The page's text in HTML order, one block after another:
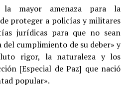
la mayor amenaza para la
proteger a policías y militares
jurídicas para que no sean
cumplimiento de su deber» y
rigor, la naturaleza y los
[Especial de Paz] que nació
popular».